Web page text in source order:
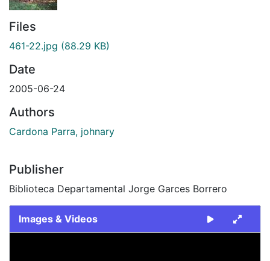
Files
461-22.jpg (88.29 KB)
Date
2005-06-24
Authors
Cardona Parra, johnary
Publisher
Biblioteca Departamental Jorge Garces Borrero
Images & Videos